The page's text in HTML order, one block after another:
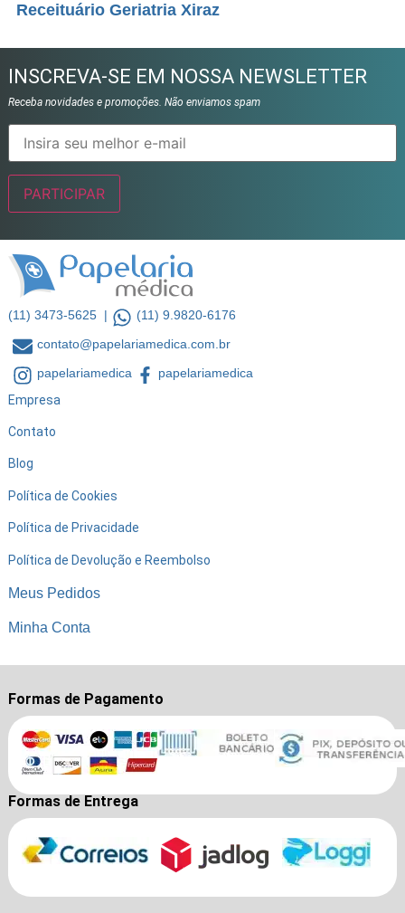
Receituário Geriatria Xiraz
INSCREVA-SE EM NOSSA NEWSLETTER
Receba novidades e promoções. Não enviamos spam
(11) 3473-5625 |
(11) 9.9820-6176
contato@papelariamedica.com.br
papelariamedica
papelariamedica
Empresa
Contato
Blog
Política de Cookies
Política de Privacidade
Política de Devolução e Reembolso
Meus Pedidos
Minha Conta
Formas de Pagamento
Formas de Entrega